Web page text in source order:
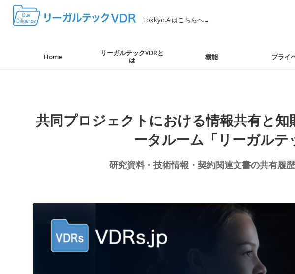
Tokkyo.Aiはこちらへ→
Home
リーガルテックVDRと
は
機能 プライ
共同プロジェクトにおける情報共有と
ータルーム「リーガルテ
研究資料・技術情報・契約関連文書の共有履